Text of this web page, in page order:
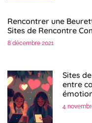
Rencontrer une
Sites de Rencontre
8 décembre 2021
Sites
entre
4